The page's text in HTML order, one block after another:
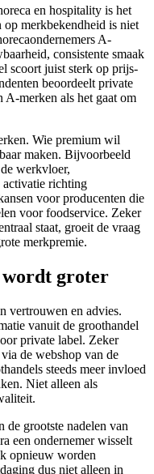
en hospitality is het
merkbekendheid is niet
A-
consistente smaak
scoort juist sterk op prijs-
beoordeelt private
merken als het gaat om
Wie premium wil
maken. Bijvoorbeeld
werkvloer,
activatie richting
voor producenten die
voor foodservice. Zeker
staat, groeit de vraag
merkpremie.
wordt groter
vertrouwen en advies.
vanuit de groothandel
private label. Zeker
de webshop van de
steeds meer invloed
Niet alleen als
de grootste nadelen van
een ondernemer wisselt
opnieuw worden
dus niet alleen in